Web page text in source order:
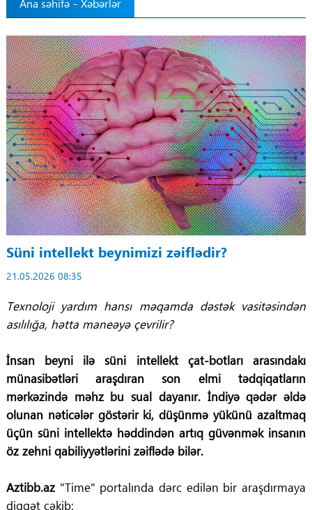
Ana səhifə - Xəbərlər
Süni intellekt beynimizi zəiflədir?
21.05.2026 08:35
Texnoloji yardım hansı məqamda dəstək vasitəsindən
asılılığa, hətta maneəyə çevrilir?
İnsan beyni ilə süni intellekt çat-botları arasındakı
münasibətləri araşdıran son elmi tədqiqatların
mərkəzində məhz bu sual dayanır. İndiyə qədər əldə
olunan nəticələr göstərir ki, düşünmə yükünü azaltmaq
üçün süni intellektə həddindən artıq güvənmək insanın
öz zehni qabiliyyətlərini zəiflədə bilər.
Aztibb.az"Time" portalında dərc edilən bir araşdırmaya
diqqət çəkib:
Regionlar
Elanlar
Gündəm
Tibbi maarifləndirmə
Mühüm hadisələr
COVID-19
ÜST